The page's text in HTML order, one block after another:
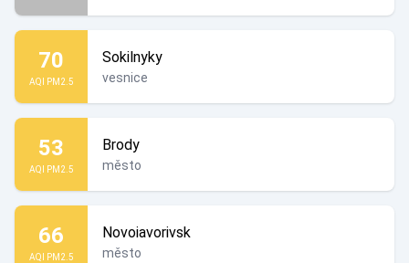
70
AQI PM2.5
Sokilnyky
vesnice
53
AQI PM2.5
Brody
město
66
AQI PM2.5
Novoiavorivsk
město